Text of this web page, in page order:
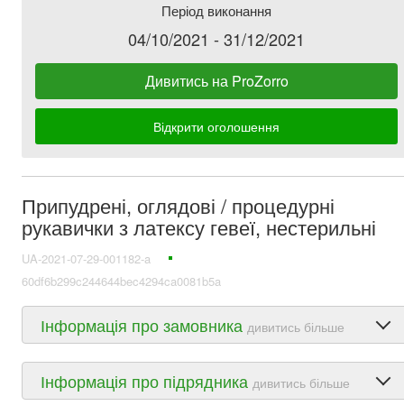
Період виконання
04/10/2021 - 31/12/2021
Дивитись на ProZorro
Відкрити оголошення
Припудрені, оглядові / процедурні
рукавички з латексу гевеї, нестерильні
UA-2021-07-29-001182-a
60df6b299c244644bec4294ca0081b5a
Інформація про замовника дивитись більше
Інформація про підрядника дивитись більше